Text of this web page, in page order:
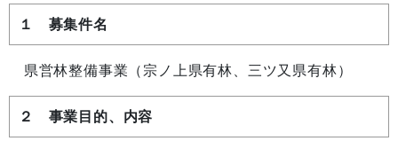
１ 募集件名
県営林整備事業（宗ノ上県有林、三ツ又県有林）
２ 事業目的、内容